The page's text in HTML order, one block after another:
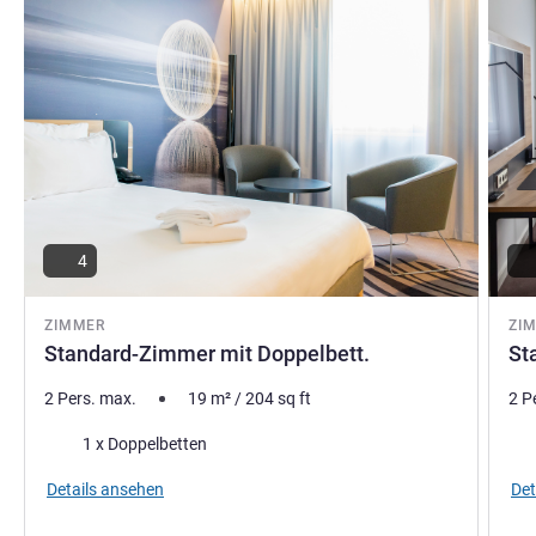
Damian Bas, Hotel Direktion
ZIMMER
Standard-Zimmer mit Doppelbett.
4
2 Pers. max. 19 m²/204sq ft
Bettwäsche
1 x Doppelbetten
Details ansehen
2